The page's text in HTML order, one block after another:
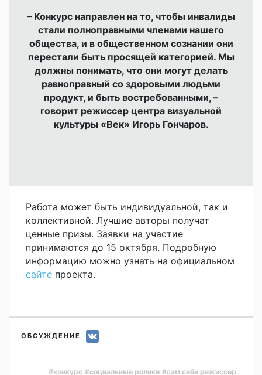
– Конкурс направлен на то, чтобы инвалиды
стали полноправными членами нашего
общества, и в общественном сознании они
перестали быть просящей категорией. Мы
должны понимать, что они могут делать
равноправный со здоровыми людьми
продукт, и быть востребованными, –
говорит режиссер центра визуальной
культуры «Век» Игорь Гончаров.
Работа может быть индивидуальной, так и
коллективной. Лучшие авторы получат
ценные призы. Заявки на участие
принимаются до 15 октября. Подробную
информацию можно узнать на официальном
сайте проекта.
ОБСУЖДЕНИЕ
#конкурс #социальные ролики #сам себе режиссер